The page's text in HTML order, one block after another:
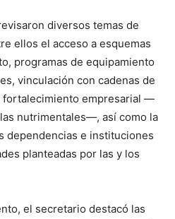
diversos temas de
ellos el acceso a esquemas
programas de equipamiento
vinculación con cadenas de
fortalecimiento empresarial —
nutrimentales—, así como la
dependencias e instituciones
planteadas por las y los
el secretario destacó las